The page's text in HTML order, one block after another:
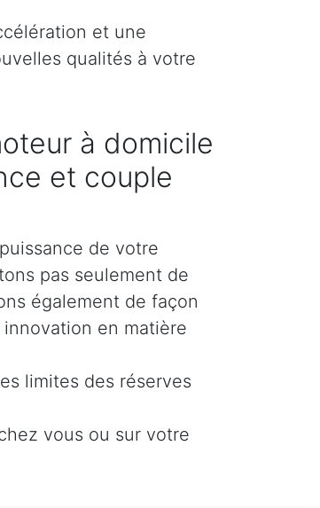
et une
qualités à votre
à domicile
et couple
de votre
pas seulement de
également de façon
en matière
limites des réserves
vous ou sur votre